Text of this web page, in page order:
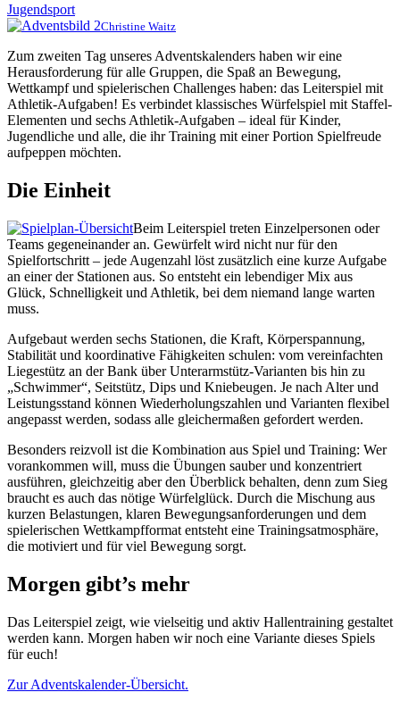
Jugendsport
Christine Waitz
Zum zweiten Tag unseres Adventskalenders haben wir eine
Herausforderung für alle Gruppen, die Spaß an Bewegung,
Wettkampf und spielerischen Challenges haben: das Leiterspiel mit
Athletik-Aufgaben! Es verbindet klassisches Würfelspiel mit Staffel-
Elementen und sechs Athletik-Aufgaben – ideal für Kinder,
Jugendliche und alle, die ihr Training mit einer Portion Spielfreude
aufpeppen möchten.
Die Einheit
Beim Leiterspiel treten Einzelpersonen oder
Teams gegeneinander an. Gewürfelt wird nicht nur für den
Spielfortschritt – jede Augenzahl löst zusätzlich eine kurze Aufgabe
an einer der Stationen aus. So entsteht ein lebendiger Mix aus
Glück, Schnelligkeit und Athletik, bei dem niemand lange warten
muss.
Aufgebaut werden sechs Stationen, die Kraft, Körperspannung,
Stabilität und koordinative Fähigkeiten schulen: vom vereinfachten
Liegestütz an der Bank über Unterarmstütz-Varianten bis hin zu
„Schwimmer“, Seitstütz, Dips und Kniebeugen. Je nach Alter und
Leistungsstand können Wiederholungszahlen und Varianten flexibel
angepasst werden, sodass alle gleichermaßen gefordert werden.
Besonders reizvoll ist die Kombination aus Spiel und Training: Wer
vorankommen will, muss die Übungen sauber und konzentriert
ausführen, gleichzeitig aber den Überblick behalten, denn zum Sieg
braucht es auch das nötige Würfelglück. Durch die Mischung aus
kurzen Belastungen, klaren Bewegungsanforderungen und dem
spielerischen Wettkampfformat entsteht eine Trainingsatmosphäre,
die motiviert und für viel Bewegung sorgt.
Morgen gibt’s mehr
Das Leiterspiel zeigt, wie vielseitig und aktiv Hallentraining gestaltet
werden kann. Morgen haben wir noch eine Variante dieses Spiels
für euch!
Zur Adventskalender-Übersicht.